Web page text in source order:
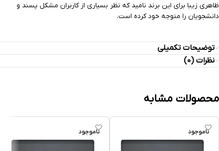
ظاهری زيبا برای اين برند ناميد كه نظر بسياری از كاربران مشكل پسند و
دانشجويان را متوجه خود كرده است.
توضیحات تکمیلی
نظرات (0)
محصولات مشابه
ناموجود ناموجود